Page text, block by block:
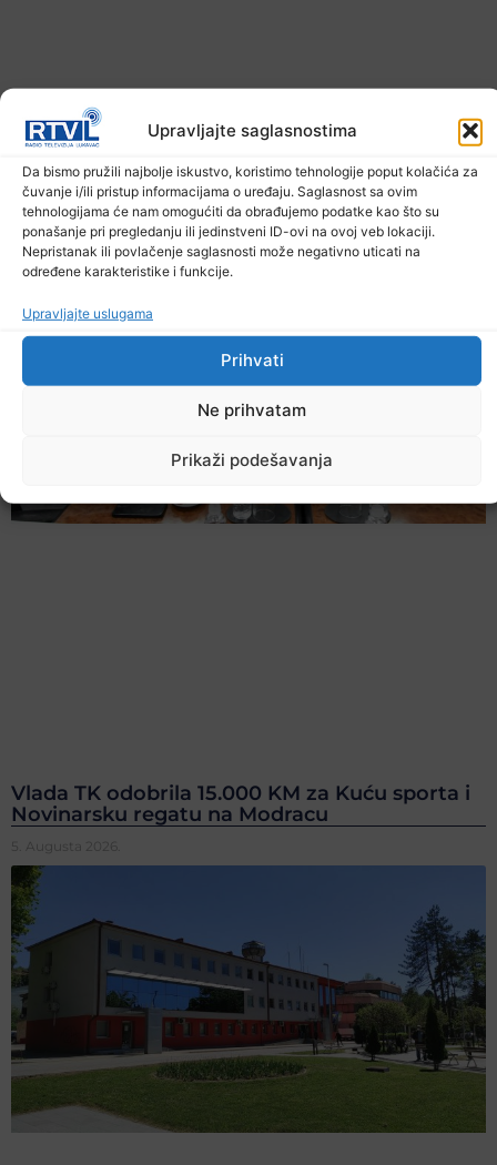
Upravljajte saglasnostima
Da bismo pružili najbolje iskustvo, koristimo tehnologije poput kolačića za
čuvanje i/ili pristup informacijama o uređaju. Saglasnost sa ovim
tehnologijama će nam omogućiti da obrađujemo podatke kao što su
ponašanje pri pregledanju ili jedinstveni ID-ovi na ovoj veb lokaciji.
Nepristanak ili povlačenje saglasnosti može negativno uticati na
određene karakteristike i funkcije.
Upravljajte uslugama
Prihvati
Ne prihvatam
Prikaži podešavanja
Danas počela isplata uvećanih penzija
5. Augusta 2026.
Vlada TK odobrila 15.000 KM za Kuću sporta i
Novinarsku regatu na Modracu
5. Augusta 2026.